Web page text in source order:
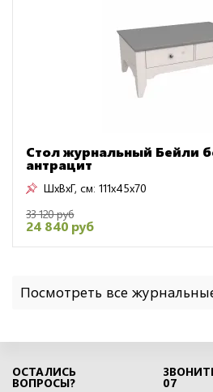
Стол журнальный Бейли
антрацит
ШxВxГ, см: 111x45x70
33 120 руб
24 840 руб
Посмотреть все
ОСТАЛИСЬ
ВОПРОСЫ? 07